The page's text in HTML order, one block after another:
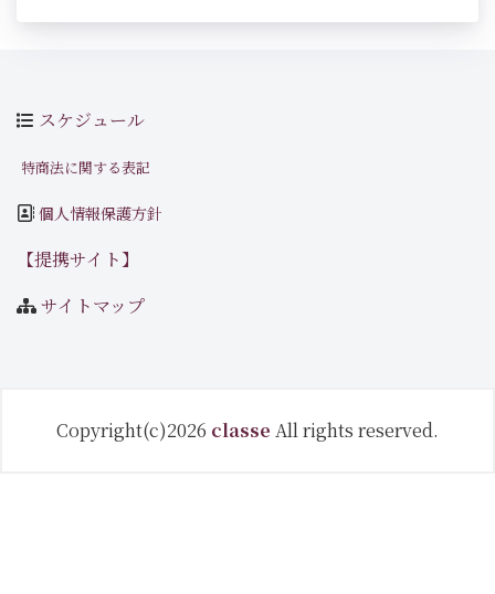
スケジュール
特商法に関する表記
個人情報保護方針
【提携サイト】
サイトマップ
Copyright(c)2026 classe All rights reserved.